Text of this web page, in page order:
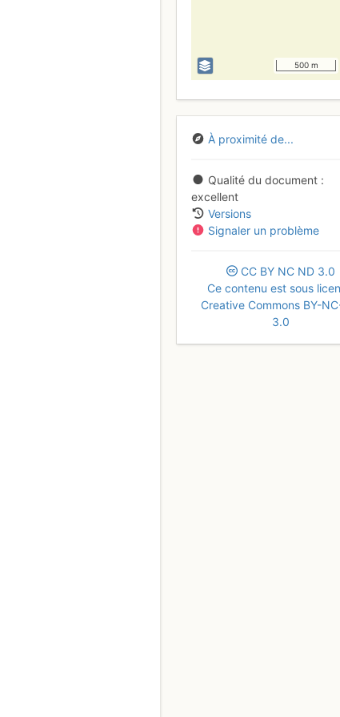
500 m
À proximité de...
Qualité du document
excellent
Versions
Signaler un problème
CC BY NC ND 3.0
Ce contenu est sous
Creative Commons BY-
3.0